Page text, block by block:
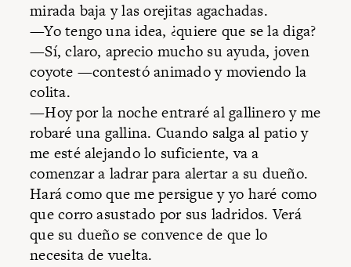
mirada baja y las orejitas agachadas.
—Yo tengo una idea, ¿quiere que se la diga?
—Sí, claro, aprecio mucho su ayuda, joven
coyote —contestó animado y moviendo la
colita.
—Hoy por la noche entraré al gallinero y me
robaré una gallina. Cuando salga al patio y
me esté alejando lo suficiente, va a
comenzar a ladrar para alertar a su dueño.
Hará como que me persigue y yo haré como
que corro asustado por sus ladridos. Verá
que su dueño se convence de que lo
necesita de vuelta.